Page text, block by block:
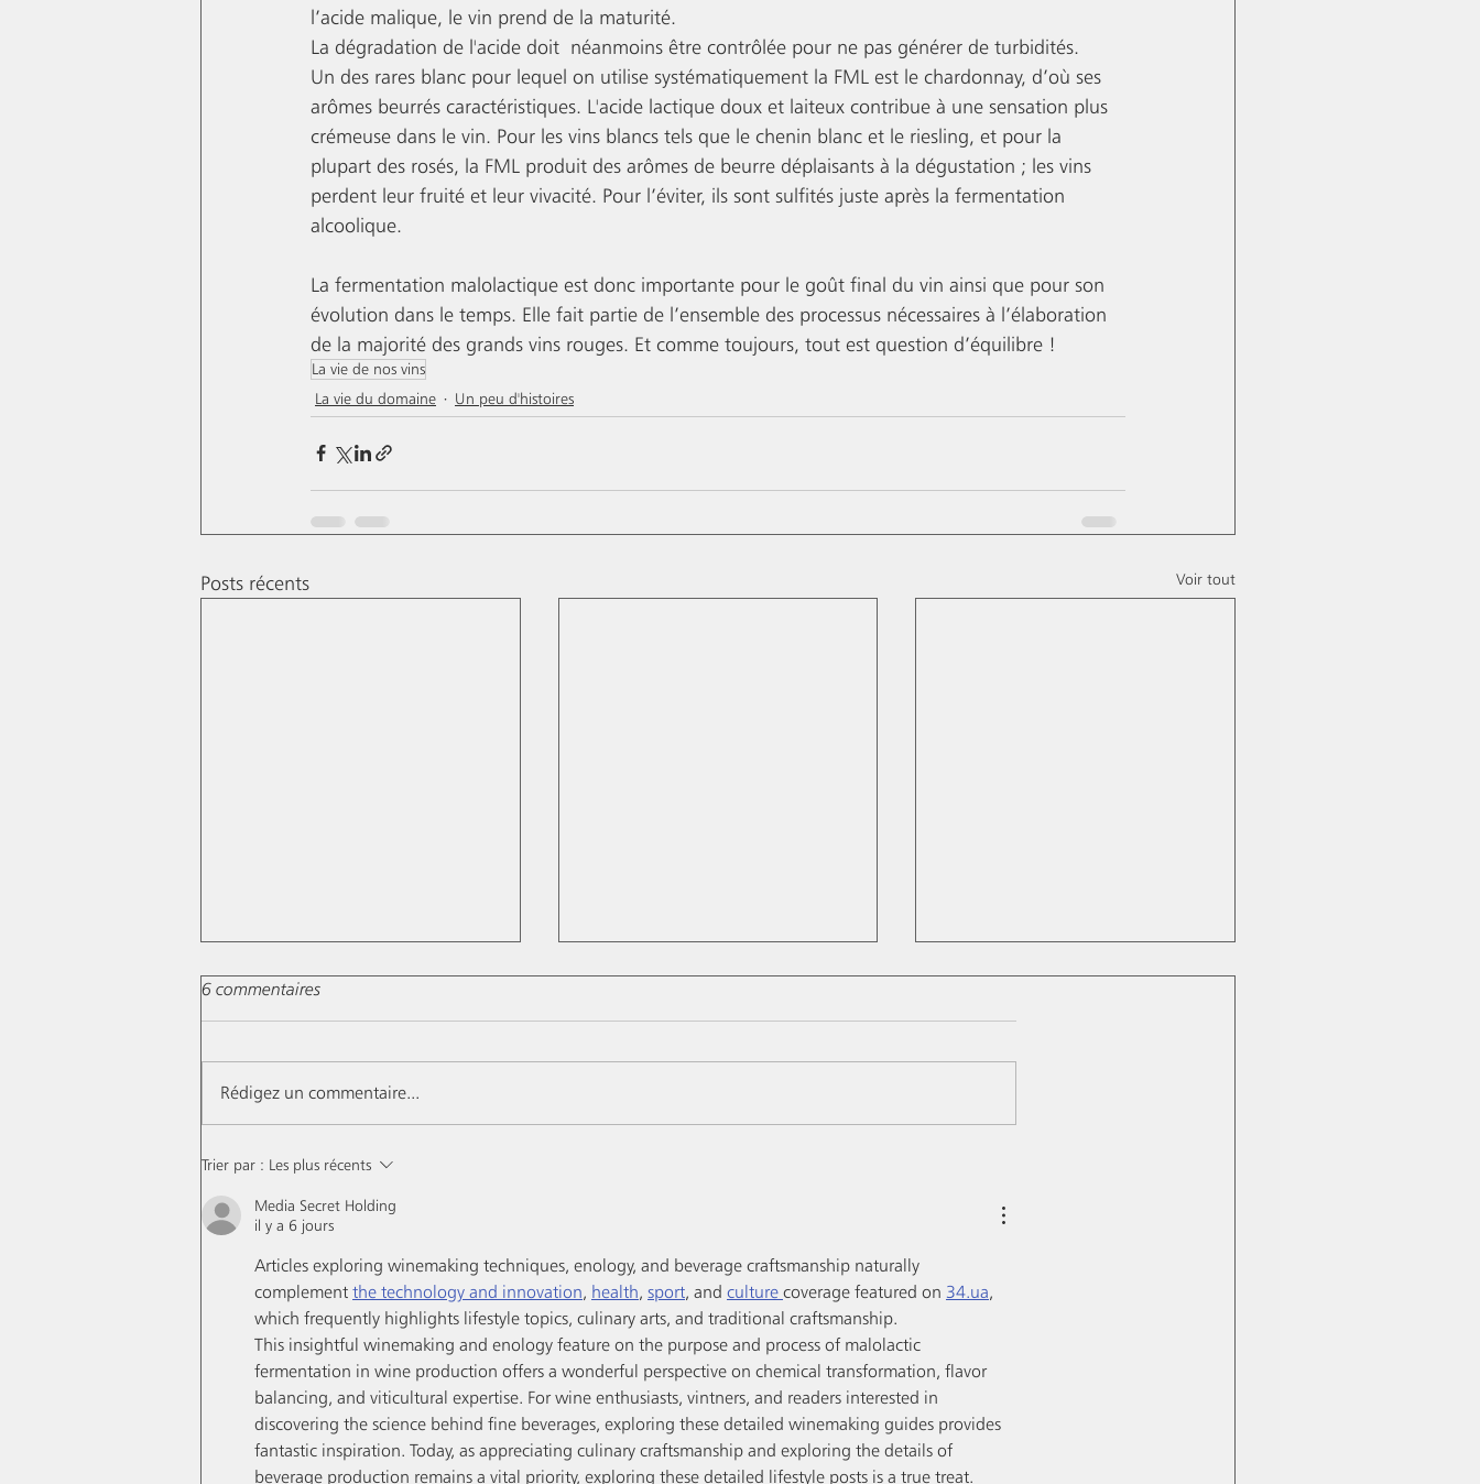
l’acide malique, le vin prend de la maturité.
La dégradation de l'acide doit  néanmoins être contrôlée pour ne pas générer de turbidités.
Un des rares blanc pour lequel on utilise systématiquement la FML est le chardonnay, d’où ses
arômes beurrés caractéristiques. L'acide lactique doux et laiteux contribue à une sensation plus
crémeuse dans le vin. Pour les vins blancs tels que le chenin blanc et le riesling, et pour la
plupart des rosés, la FML produit des arômes de beurre déplaisants à la dégustation ; les vins
perdent leur fruité et leur vivacité. Pour l’éviter, ils sont sulfités juste après la fermentation
alcoolique.
La fermentation malolactique est donc importante pour le goût final du vin ainsi que pour son
évolution dans le temps. Elle fait partie de l’ensemble des processus nécessaires à l’élaboration
de la majorité des grands vins rouges. Et comme toujours, tout est question d’équilibre !
La vie de nos vins
La vie du domaine
Un peu d'histoires
Posts récents Voir tout
6 commentaires
Rédigez un commentaire...
Trier par : Les plus récents
Media Secret Holding
il y a 6 jours
Articles exploring winemaking techniques, enology, and beverage craftsmanship naturally
complement the technology and innovation, health, sport, and culture coverage featured on 34.ua,
which frequently highlights lifestyle topics, culinary arts, and traditional craftsmanship.
This insightful winemaking and enology feature on the purpose and process of malolactic
fermentation in wine production offers a wonderful perspective on chemical transformation, flavor
balancing, and viticultural expertise. For wine enthusiasts, vintners, and readers interested in
discovering the science behind fine beverages, exploring these detailed winemaking guides provides
fantastic inspiration. Today, as appreciating culinary craftsmanship and exploring the details of
beverage production remains a vital priority, exploring these detailed lifestyle posts is a true treat.